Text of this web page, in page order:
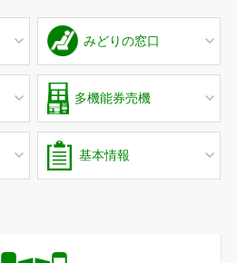
みどりの窓口
多機能券売機
基本情報